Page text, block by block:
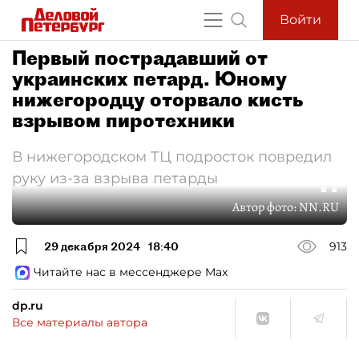
Войти
Первый пострадавший от
украинских петард. Юному
нижегородцу оторвало кисть
взрывом пиротехники
В нижегородском ТЦ подросток повредил
руку из-за взрыва петарды
Автор фото:NN.RU
29 декабря 2024 18:40
913
Читайте нас в мессенджере Max
dp.ru
Все материалы автора